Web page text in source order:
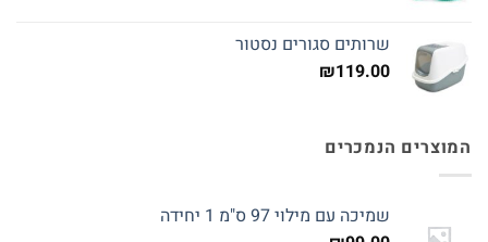
שרותים סגורים נסטור
₪119.00
המוצרים הנמכרים
שמיכה עם מילוי 97 ס"מ 1 יחידה